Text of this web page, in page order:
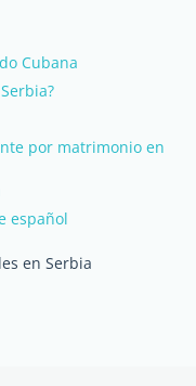
Cubana
por matrimonio en
español
en Serbia